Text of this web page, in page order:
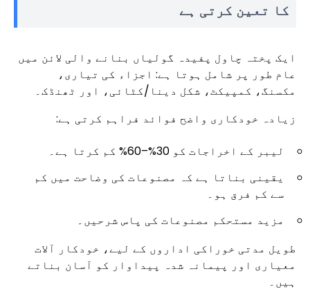
کا تعین کرتی ہے
ایک پختہ چاول پفیدہ گولیاں بنانے والی لائن میں
عام طور پر شامل ہوتا ہے: اجزاء کی تیاری،
مکسنگ، کمپیکٹ، شکل دینا/کٹائی، اور ٹھنڈک۔
زیادہ خودکاری واضح فوائد فراہم کرتی ہے:
لیبر کے اخراجات کو 30%–60% کم کرتا ہے۔
یقینی بناتا ہے کہ مصنوعات کی وضاحت میں کم
سے کم فرق ہو۔
مزید مستحکم مصنوعات کی پاس شرحیں۔
طویل مدتی خوراکی اداروں کے لیے، خودکار آلات
معیاری اور پیمانہ شدہ پیداوار کو آسان بناتے
ہیں۔